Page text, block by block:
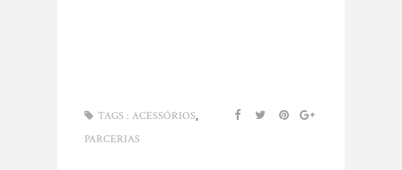
TAGS : ACESSÓRIOS,
PARCERIAS